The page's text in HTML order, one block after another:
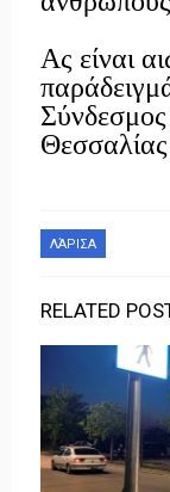
Ας είναι
ΛΆΡΙΣΑ
RELATED